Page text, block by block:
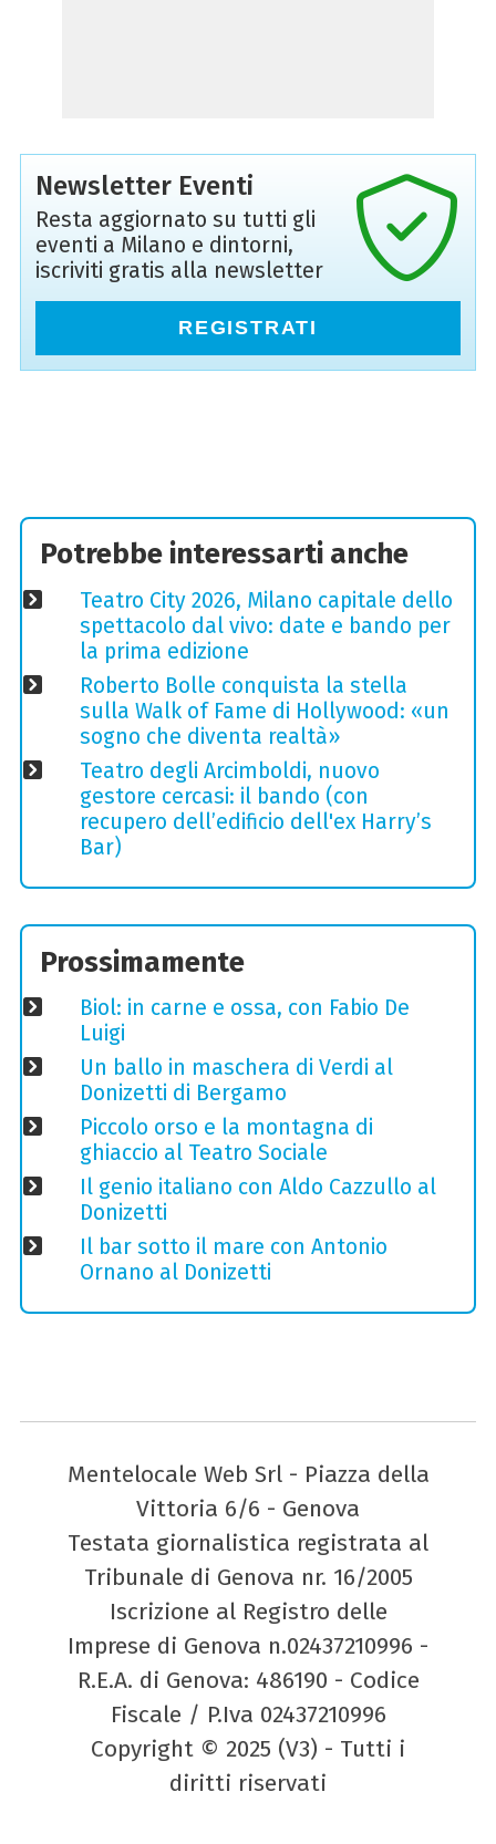
Newsletter Eventi
Resta aggiornato su tutti gli
eventi a Milano e dintorni,
iscriviti gratis alla newsletter
REGISTRATI
Potrebbe interessarti anche
Teatro City 2026, Milano capitale dello
spettacolo dal vivo: date e bando per
la prima edizione
Roberto Bolle conquista la stella
sulla Walk of Fame di Hollywood: «un
sogno che diventa realtà»
Teatro degli Arcimboldi, nuovo
gestore cercasi: il bando (con
recupero dell’edificio dell'ex Harry’s
Bar)
Prossimamente
Biol: in carne e ossa, con Fabio De
Luigi
Un ballo in maschera di Verdi al
Donizetti di Bergamo
Piccolo orso e la montagna di
ghiaccio al Teatro Sociale
Il genio italiano con Aldo Cazzullo al
Donizetti
Il bar sotto il mare con Antonio
Ornano al Donizetti
Mentelocale Web Srl - Piazza della
Vittoria 6/6 - Genova
Testata giornalistica registrata al
Tribunale di Genova nr. 16/2005
Iscrizione al Registro delle
Imprese di Genova n.02437210996 -
R.E.A. di Genova: 486190 - Codice
Fiscale / P.Iva 02437210996
Copyright © 2025 (V3) - Tutti i
diritti riservati